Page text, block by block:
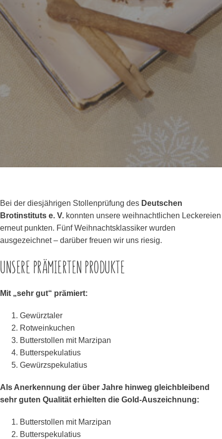
Bei der diesjährigen Stollenprüfung des Deutschen
Brotinstituts e. V. konnten unsere weihnachtlichen Leckereien
erneut punkten. Fünf Weihnachtsklassiker wurden
ausgezeichnet – darüber freuen wir uns riesig.
UNSERE PRÄMIERTEN PRODUKTE
Mit „sehr gut“ prämiert:
Gewürztaler
Rotweinkuchen
Butterstollen mit Marzipan
Butterspekulatius
Gewürzspekulatius
Als Anerkennung der über Jahre hinweg gleichbleibend
sehr guten Qualität erhielten die Gold‑Auszeichnung:
Butterstollen mit Marzipan
Butterspekulatius